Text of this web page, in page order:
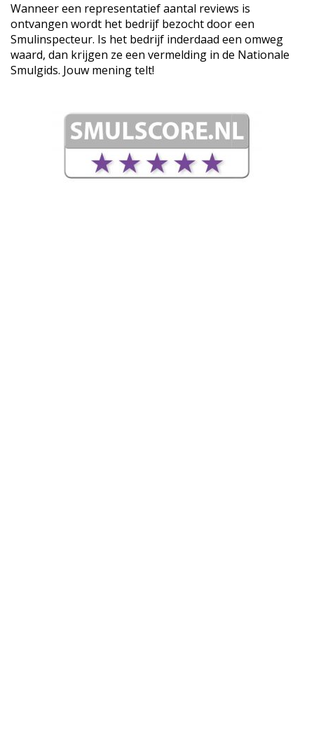
Wanneer een representatief aantal reviews is
ontvangen wordt het bedrijf bezocht door een
Smulinspecteur. Is het bedrijf inderdaad een omweg
waard, dan krijgen ze een vermelding in de Nationale
Smulgids. Jouw mening telt!